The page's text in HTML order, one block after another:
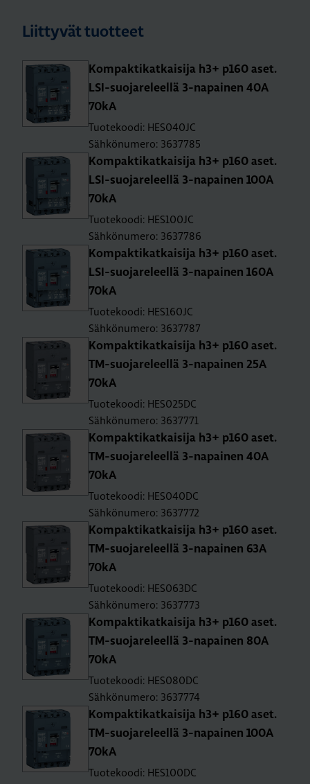
Liittyvät tuotteet
Kom­pak­ti­kat­kai­si­ja h3+ p160 aset.
LSI-suo­ja­re­leel­lä 3-na­pai­nen 40A
70kA
Tuotekoodi: HES040JC
Sähkönumero: 3637785
Kom­pak­ti­kat­kai­si­ja h3+ p160 aset.
LSI-suo­ja­re­leel­lä 3-na­pai­nen 100A
70kA
Tuotekoodi: HES100JC
Sähkönumero: 3637786
Kom­pak­ti­kat­kai­si­ja h3+ p160 aset.
LSI-suo­ja­re­leel­lä 3-na­pai­nen 160A
70kA
Tuotekoodi: HES160JC
Sähkönumero: 3637787
Kom­pak­ti­kat­kai­si­ja h3+ p160 aset.
TM-suo­ja­re­leel­lä 3-na­pai­nen 25A
70kA
Tuotekoodi: HES025DC
Sähkönumero: 3637771
Kom­pak­ti­kat­kai­si­ja h3+ p160 aset.
TM-suo­ja­re­leel­lä 3-na­pai­nen 40A
70kA
Tuotekoodi: HES040DC
Sähkönumero: 3637772
Kom­pak­ti­kat­kai­si­ja h3+ p160 aset.
TM-suo­ja­re­leel­lä 3-na­pai­nen 63A
70kA
Tuotekoodi: HES063DC
Sähkönumero: 3637773
Kom­pak­ti­kat­kai­si­ja h3+ p160 aset.
TM-suo­ja­re­leel­lä 3-na­pai­nen 80A
70kA
Tuotekoodi: HES080DC
Sähkönumero: 3637774
Kom­pak­ti­kat­kai­si­ja h3+ p160 aset.
TM-suo­ja­re­leel­lä 3-na­pai­nen 100A
70kA
Tuotekoodi: HES100DC